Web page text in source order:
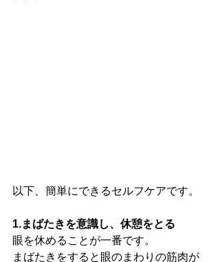
以下、簡単にできるセルフケアです。
1.まばたきを意識し、休憩をとる
眼を休めることが一番です。
まばたきをすると眼のまわりの筋肉が